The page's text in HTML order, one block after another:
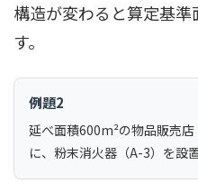
構造が変わると算定基
す。
例題2
延べ面積600m²の物品販売店
に、粉末消火器（A-3）を設